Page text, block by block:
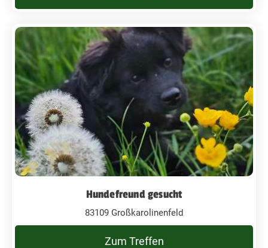
Hundefreund gesucht
83109 Großkarolinenfeld
Zum Treffen